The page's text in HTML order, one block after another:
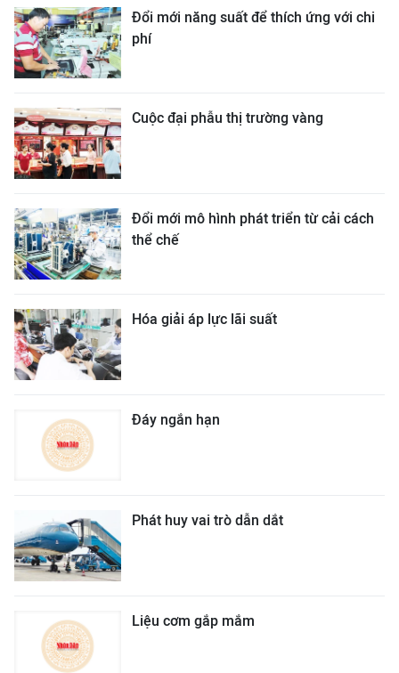
Đổi mới năng suất để thích ứng với chi
phí
Cuộc đại phẫu thị trường vàng
Đổi mới mô hình phát triển từ cải cách
thể chế
Hóa giải áp lực lãi suất
Đáy ngắn hạn
Phát huy vai trò dẫn dắt
Liệu cơm gắp mắm